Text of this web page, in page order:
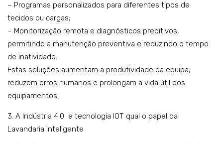
– Programas personalizados para diferentes tipos de
tecidos ou cargas;
– Monitorização remota e diagnósticos preditivos,
permitindo a manutenção preventiva e reduzindo o tempo
de inatividade.
Estas soluções aumentam a produtividade da equipa,
reduzem erros humanos e prolongam a vida útil dos
equipamentos.
3. A Indústria 4.0 e tecnologia IOT qual o papel da
Lavandaria Inteligente